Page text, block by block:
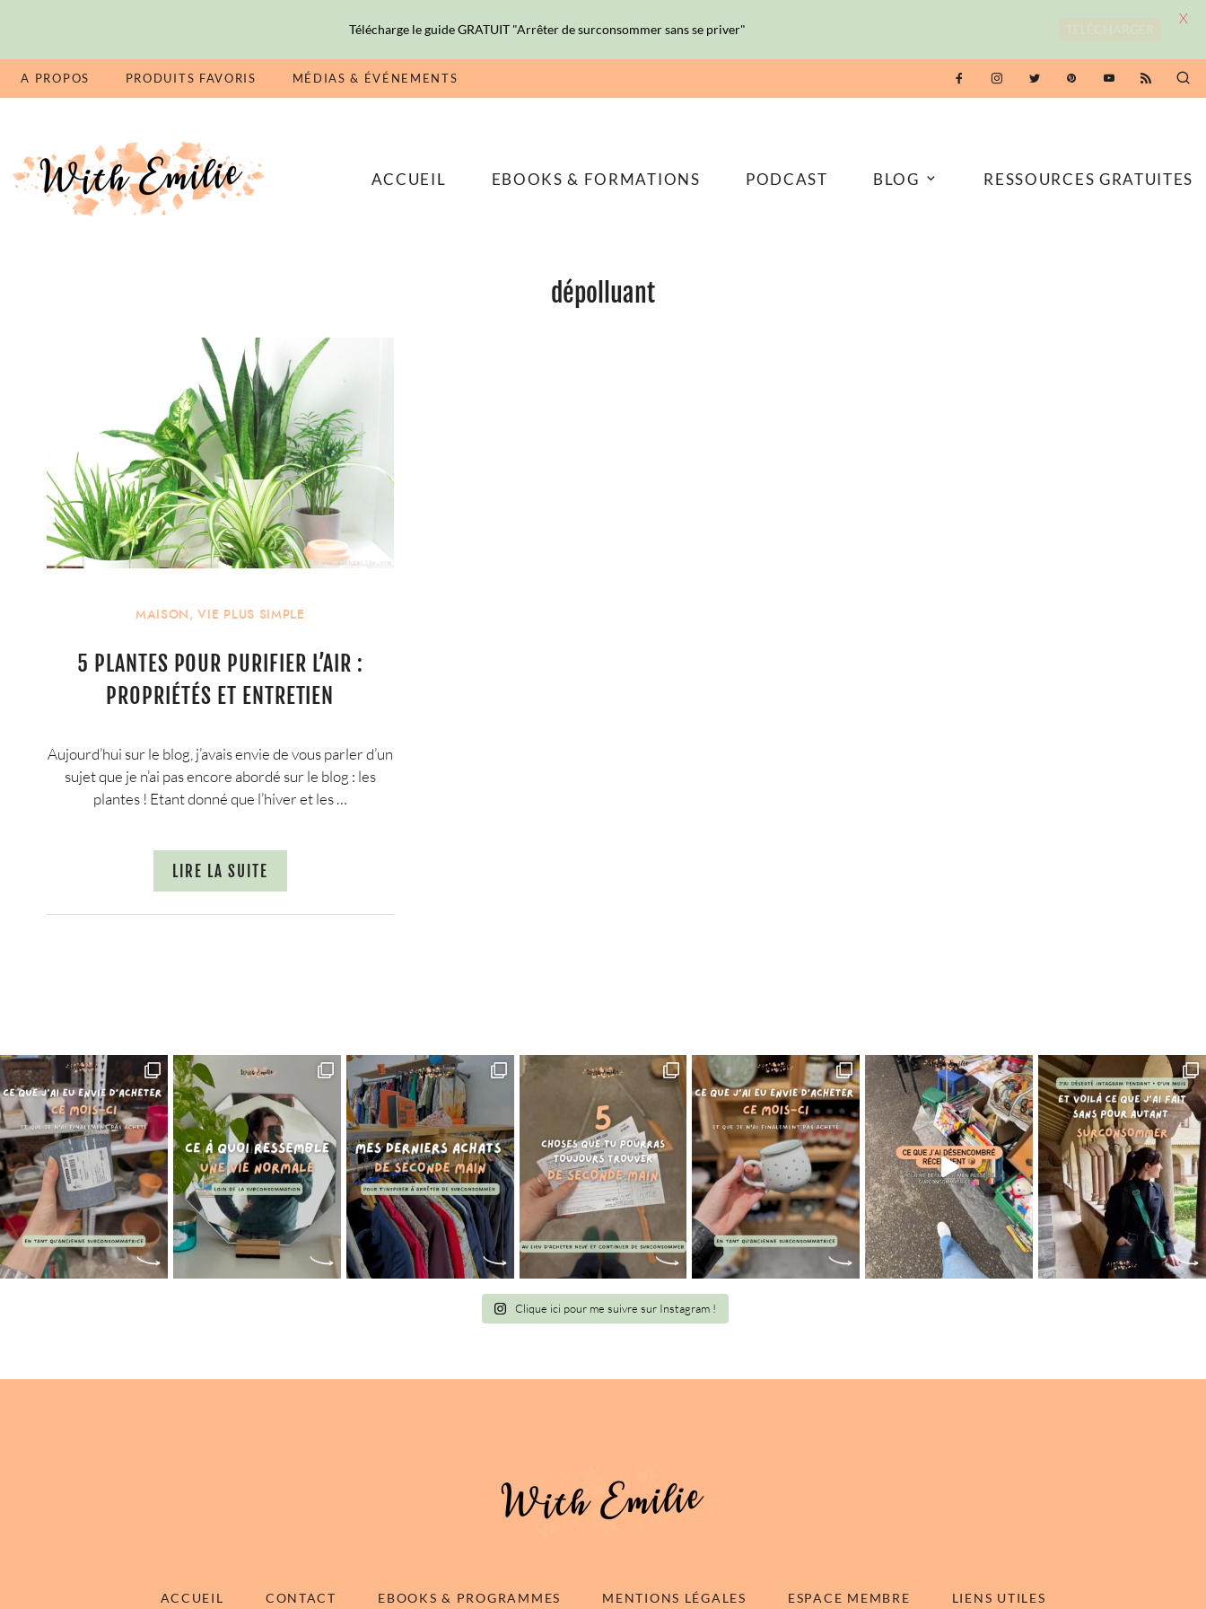
A PROPOS PRODUITS FAVORIS MÉDIAS & ÉVÉNEMENTS
ACCUEIL EBOOKS & FORMATIONS PODCAST BLOG RESSOURCES GRATUITES
dépolluant
MAISON,VIE PLUS SIMPLE
5 PLANTES POUR PURIFIER L’AIR :
PROPRIÉTÉS ET ENTRETIEN
Aujourd’hui sur le blog, j’avais envie de vous parler d’un
sujet que je n’ai pas encore abordé sur le blog : les
plantes ! Etant donné que l’hiver et les …
LIRE LA SUITE
Clique ici pour me suivre sur Instagram !
ACCUEIL CONTACT EBOOKS & PROGRAMMES MENTIONS LÉGALES ESPACE MEMBRE LIENS UTILES
Télécharge le guide GRATUIT "Arrêter de surconsommer sans se priver"
X